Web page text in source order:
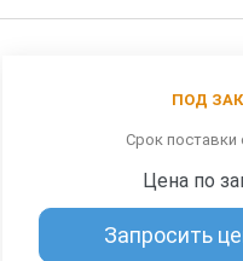
ПОД
Срок поставки
Цена по
Запросить